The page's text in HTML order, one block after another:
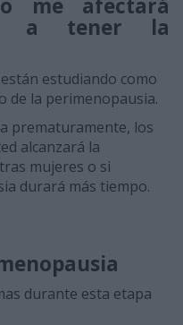
me afectará
a tener la
estudiando como
de la perimenopausia.
prematuramente, los
alcanzará la
mujeres o si
durará más tiempo.
durante esta etapa